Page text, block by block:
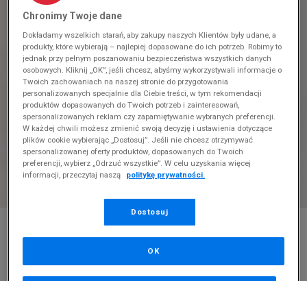
Produkt pochodzi z końcówek aktualnych kolekcji, ubiegłych
Chronimy Twoje dane
Dokładamy wszelkich starań, aby zakupy naszych Klientów były udane, a
produkty, które wybierają – najlepiej dopasowane do ich potrzeb. Robimy to
jednak przy pełnym poszanowaniu bezpieczeństwa wszystkich danych
osobowych. Kliknij „OK”, jeśli chcesz, abyśmy wykorzystywali informacje o
Twoich zachowaniach na naszej stronie do przygotowania
personalizowanych specjalnie dla Ciebie treści, w tym rekomendacji
produktów dopasowanych do Twoich potrzeb i zainteresowań,
spersonalizowanych reklam czy zapamiętywanie wybranych preferencji.
W każdej chwili możesz zmienić swoją decyzję i ustawienia dotyczące
plików cookie wybierając „Dostosuj”. Jeśli nie chcesz otrzymywać
spersonalizowanej oferty produktów, dopasowanych do Twoich
preferencji, wybierz „Odrzuć wszystkie”. W celu uzyskania więcej
informacji, przeczytaj naszą
politykę prywatności.
Dostosuj
OK